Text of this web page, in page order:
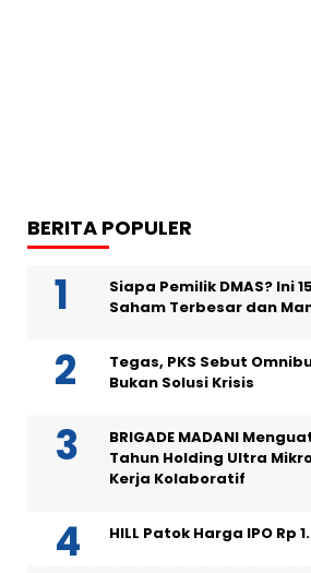
BERITA POPULER
Siapa Pemilik DMAS? Ini
Saham Terbesar dan
Tegas, PKS Sebut
Bukan Solusi Krisis
BRIGADE MADANI
Tahun Holding Ultra
Kerja Kolaboratif
HILL Patok Harga IPO Rp